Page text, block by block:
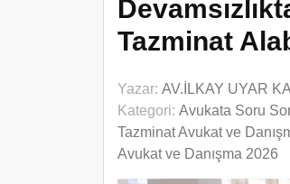
Tazminat
Yazar: AV.İLKAY UYAR
Kategori: Avukata Soru
Tazminat Avukat ve
Avukat ve Danışma 2026